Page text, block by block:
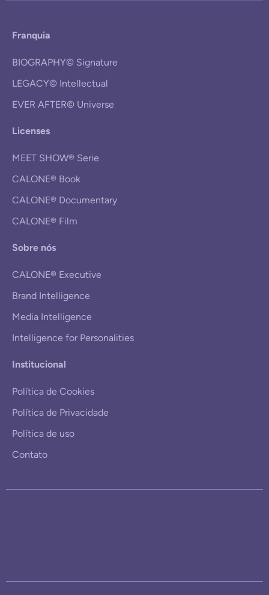
Franquia
BIOGRAPHY© Signature
LEGACY© Intellectual
EVER AFTER© Universe
Licenses
MEET SHOW® Serie
CALONE® Book
CALONE® Documentary
CALONE® Film
Sobre nós
CALONE® Executive
Brand Intelligence
Media Intelligence
Intelligence for Personalities
Institucional
Política de Cookies
Política de Privacidade
Política de uso
Contato